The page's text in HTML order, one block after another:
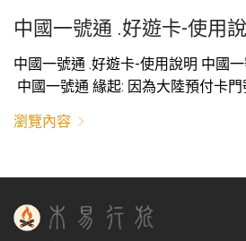
中國一號通 .好遊卡-使用
中國一號通 .好遊卡-使用說明 中國
中國一號通 緣起: 因為大陸預付卡
瀏覽內容